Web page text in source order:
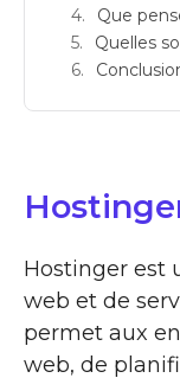
Que
Quelles
Hostinger est
web et de
permet aux
web, de